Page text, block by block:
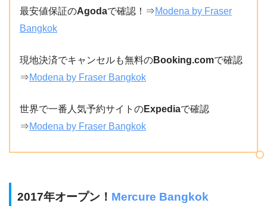
最安値保証のAgodaで確認！⇒Modena by Fraser
Bangkok
現地決済でキャンセルも無料のBooking.comで確認
⇒Modena by Fraser Bangkok
世界で一番人気予約サイトのExpediaで確認
⇒Modena by Fraser Bangkok
2017年オープン！ Mercure Bangkok